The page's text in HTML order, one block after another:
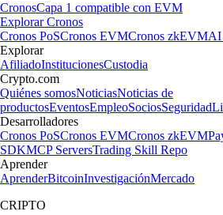
CronosCapa 1 compatible con EVM
Explorar Cronos
Cronos PoSCronos EVMCronos zkEVMAI
Explorar
AfiliadoInstitucionesCustodia
Crypto.com
Quiénes somosNoticiasNoticias de
productosEventosEmpleoSociosSeguridad
Desarrolladores
Cronos PoSCronos EVMCronos zkEVM
SDKMCP ServersTrading Skill Repo
Aprender
AprenderBitcoinInvestigaciónMercado
CRIPTO